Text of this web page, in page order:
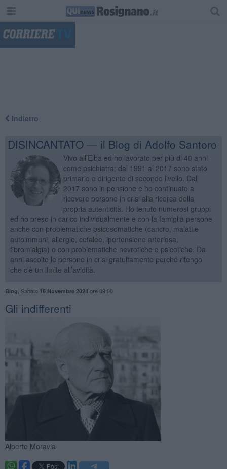
Indietro
DISINCANTATO — il Blog di Adolfo Santoro
Vivo all’Elba ed ho lavorato per più di 40 anni
come psichiatra; dal 1991 al 2017 sono stato
primario e dirigente di secondo livello. Dal
2017 sono in pensione e ho continuato a
ricevere persone in crisi alla ricerca della
propria autenticità. Ho tenuto numerosi gruppi
ed ho preso in carico individualmente e con la famiglia persone
anche con problematiche psicosomatiche (cancro, malattie
autoimmuni, allergie, cefalee, ipertensione arteriosa,
fibromialgia) o con problematiche nevrotiche o psicotiche. Da
anni ascolto le persone in crisi gratuitamente perché ritengo
che c’è un limite all’avidità.
Blog Sabato 16 Novembre 2024ore 09:00
​Gli indifferenti
Alberto Moravia